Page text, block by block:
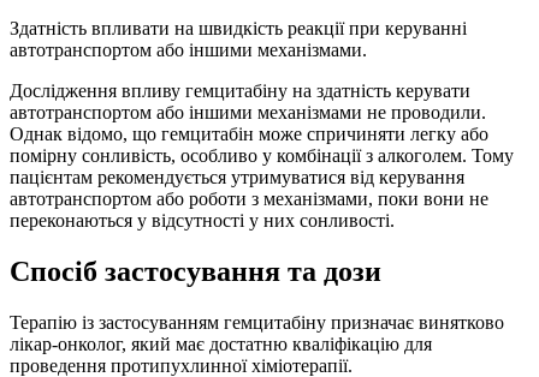
Здатність впливати на швидкість реакції при керуванні
автотранспортом або іншими механізмами.
Дослідження впливу гемцитабіну на здатність керувати
автотранспортом або іншими механізмами не проводили.
Однак відомо, що гемцитабін може спричиняти легку або
помірну сонливість, особливо у комбінації з алкоголем. Тому
пацієнтам рекомендується утримуватися від керування
автотранспортом або роботи з механізмами, поки вони не
переконаються у відсутності у них сонливості.
Спосіб застосування та дози
Терапію із застосуванням гемцитабіну призначає винятково
лікар-онколог, який має достатню кваліфікацію для
проведення протипухлинної хіміотерапії.